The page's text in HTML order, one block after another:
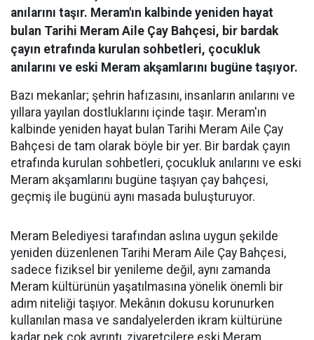
anılarını taşır. Meram'ın kalbinde yeniden hayat
bulan Tarihi Meram Aile Çay Bahçesi, bir bardak
çayın etrafında kurulan sohbetleri, çocukluk
anılarını ve eski Meram akşamlarını bugüne taşıyor.
Bazı mekanlar; şehrin hafızasını, insanların anılarını ve
yıllara yayılan dostluklarını içinde taşır. Meram'ın
kalbinde yeniden hayat bulan Tarihi Meram Aile Çay
Bahçesi de tam olarak böyle bir yer. Bir bardak çayın
etrafında kurulan sohbetleri, çocukluk anılarını ve eski
Meram akşamlarını bugüne taşıyan çay bahçesi,
geçmiş ile bugünü aynı masada buluşturuyor.
Meram Belediyesi tarafından aslına uygun şekilde
yeniden düzenlenen Tarihi Meram Aile Çay Bahçesi,
sadece fiziksel bir yenileme değil, aynı zamanda
Meram kültürünün yaşatılmasına yönelik önemli bir
adım niteliği taşıyor. Mekânın dokusu korunurken
kullanılan masa ve sandalyelerden ikram kültürüne
kadar pek çok ayrıntı, ziyaretçilere eski Meram